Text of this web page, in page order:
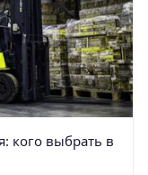
кого выбрать в